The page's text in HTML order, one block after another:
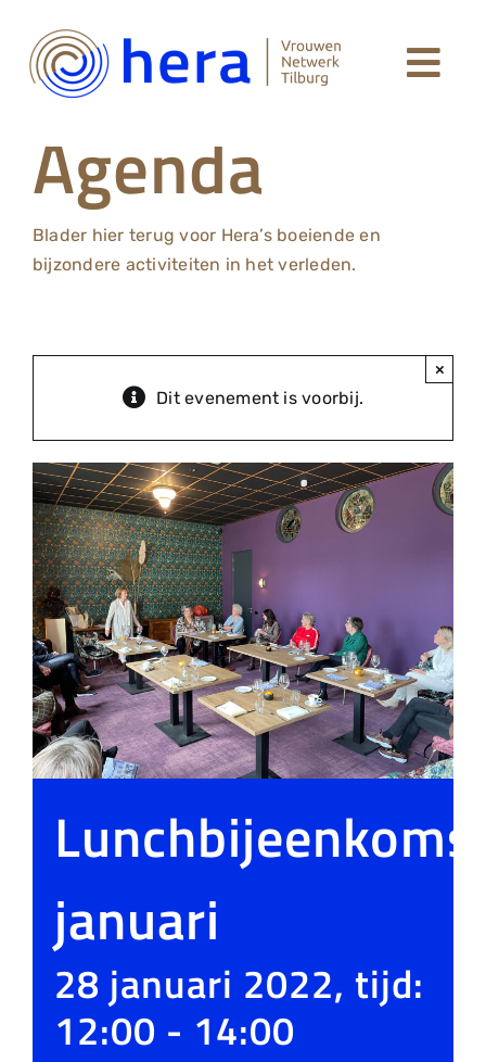
naar
inhoud
Leden Hera Netwerk
Agenda
Agenda
Blader hier terug voor Hera’s boeiende en
bijzondere activiteiten in het verleden.
Dit evenement is voorbij.
×
januari
28 januari 2022, tijd:
12:00 - 14:00